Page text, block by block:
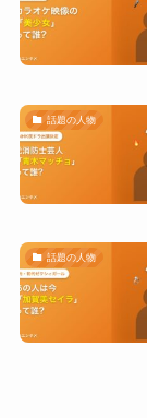
話題の人物
話題の人物